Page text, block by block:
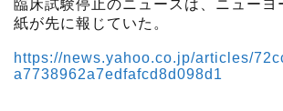
臨床試験停止のニュースは、ニューヨ
紙が先に報じていた。
https://news.yahoo.co.jp/articles/
a7738962a7edfafcd8d098d1